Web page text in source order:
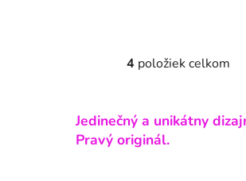
O
á
4 položiek celkom
Jedinečný a unikátny
Pravý originál.